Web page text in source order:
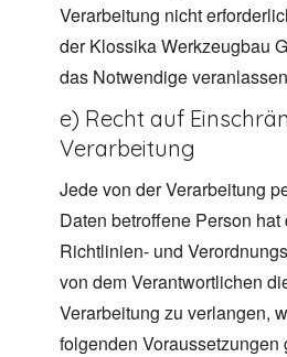
Verarbeitung nicht
der Klossika Werkzeugbau
das Notwendige
e) Recht auf
Verarbeitung
Jede von der Verarbeitung
Daten betroffene Person
Richtlinien- und
von dem Verantwortlichen
Verarbeitung zu verlangen,
folgenden Voraussetzungen